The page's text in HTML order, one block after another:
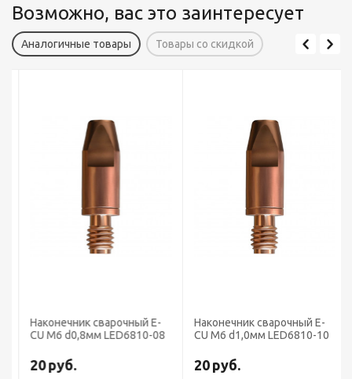
Возможно, вас это заинтересует
Аналогичные товары Товары со скидкой
Наконечник сварочный E-
CU М6 d0,8мм LED6810-08
20руб.
Наконечник сварочный E-
CU М6 d1,0мм LED6810-10
20руб.